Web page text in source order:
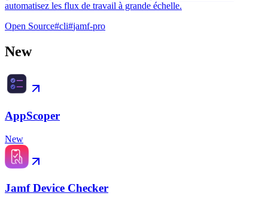
automatisez les flux de travail à grande échelle.
Open Source#cli#jamf-pro
New
AppScoper
New
Jamf Device Checker